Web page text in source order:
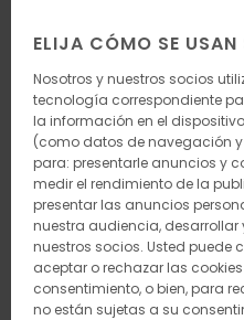
ELIJA CÓMO SE USAN
Nosotros y nuestros socios
tecnología correspondiente
la información en el
(como datos de navegación y
para: presentarle anuncios y
medir el rendimiento de la
presentar las anuncios
nuestra audiencia,
nuestros socios. Usted puede
aceptar o rechazar las
consentimiento, o bien, para
no están sujetas a su